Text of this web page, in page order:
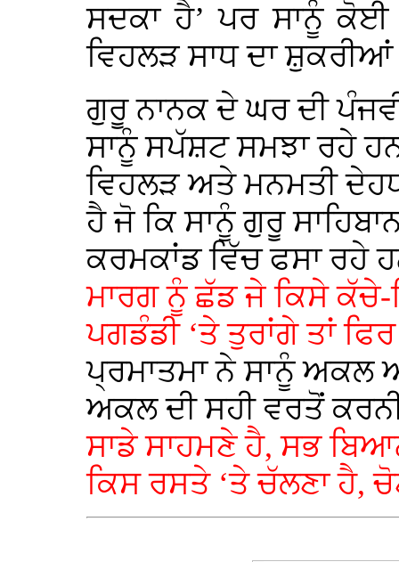
ਸਦਕਾ ਹੈ’ ਪਰ ਸਾਨੂੰ
ਵਿਹਲੜ ਸਾਧ ਦਾ
ਗੁਰੂ ਨਾਨਕ ਦੇ ਘਰ ਦੀ
ਸਾਨੂੰ ਸਪੱਸ਼ਟ ਸਮਝਾ ਰਹੇ
ਵਿਹਲੜ ਅਤੇ ਮਨਮਤੀ
ਹੈ ਜੋ ਕਿ ਸਾਨੂੰ ਗੁਰੂ
ਕਰਮਕਾਂਡ ਵਿੱਚ ਫਸਾ ਰਹੇ
ਮਾਰਗ ਨੂੰ ਛੱਡ ਜੇ ਕਿਸੇ ਕੱਚੇ-
ਪਗਡੰਡੀ ‘ਤੇ ਤੁਰਾਂਗੇ ਤਾਂ
ਪ੍ਰਮਾਤਮਾ ਨੇ ਸਾਨੂੰ ਅਕਲ
ਅਕਲ ਦੀ ਸਹੀ ਵਰਤੋਂ
ਸਾਡੇ ਸਾਹਮਣੇ ਹੈ, ਸਭ
ਕਿਸ ਰਸਤੇ ‘ਤੇ ਚੱਲਣਾ ਹੈ,